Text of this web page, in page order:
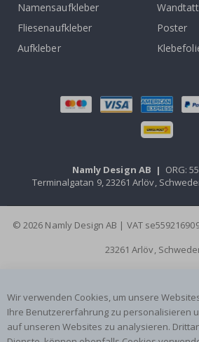
Namensaufkleber
Fliesenaufkleber
Poster
Aufkleber
Namly Design AB | ORG:
Terminalgatan 9, 23261 Arlöv,
© 2026 Namly Design AB | VAT
23261 Arlöv,
Wir verwenden Cookies, um unsere
Ihre Benutzererfahrung zu personalisieren
auf unseren Websites zu analysieren.